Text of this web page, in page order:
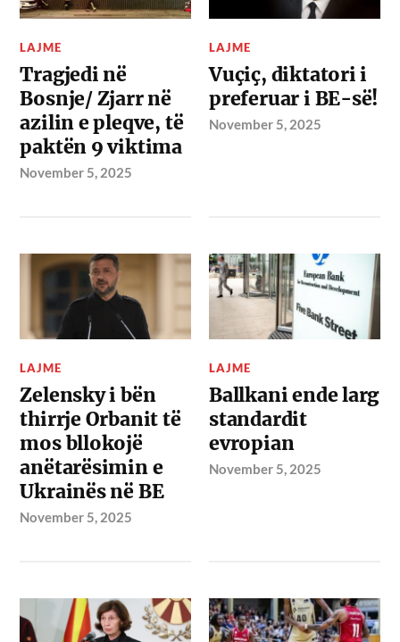
LAJME
Tragjedi në
Bosnje/ Zjarr në
azilin e pleqve, të
paktën 9 viktima
November 5, 2025
LAJME
Vuçiç, diktatori i
preferuar i BE-së!
November 5, 2025
LAJME
Zelensky i bën
thirrje Orbanit të
mos bllokojë
anëtarësimin e
Ukrainës në BE
November 5, 2025
LAJME
Ballkani ende larg
standardit
evropian
November 5, 2025